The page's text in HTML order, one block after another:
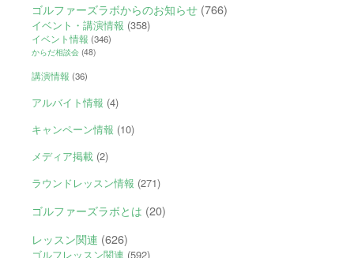
ゴルファーズラボからのお知らせ(766)
イベント・講演情報 (358)
イベント情報 (346)
からだ相談会(48)
講演情報 (36)
アルバイト情報 (4)
キャンペーン情報 (10)
メディア掲載(2)
ラウンドレッスン情報 (271)
ゴルファーズラボとは (20)
レッスン関連 (626)
ゴルフレッスン関連 (592)